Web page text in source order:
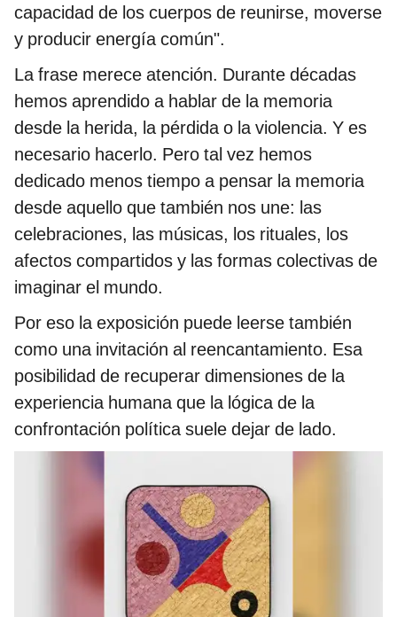
capacidad de los cuerpos de reunirse, moverse
y producir energía común".
La frase merece atención. Durante décadas
hemos aprendido a hablar de la memoria
desde la herida, la pérdida o la violencia. Y es
necesario hacerlo. Pero tal vez hemos
dedicado menos tiempo a pensar la memoria
desde aquello que también nos une: las
celebraciones, las músicas, los rituales, los
afectos compartidos y las formas colectivas de
imaginar el mundo.
Por eso la exposición puede leerse también
como una invitación al reencantamiento. Esa
posibilidad de recuperar dimensiones de la
experiencia humana que la lógica de la
confrontación política suele dejar de lado.